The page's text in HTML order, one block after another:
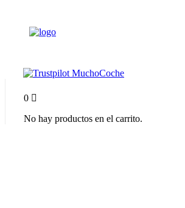
0
No hay productos en el carrito.